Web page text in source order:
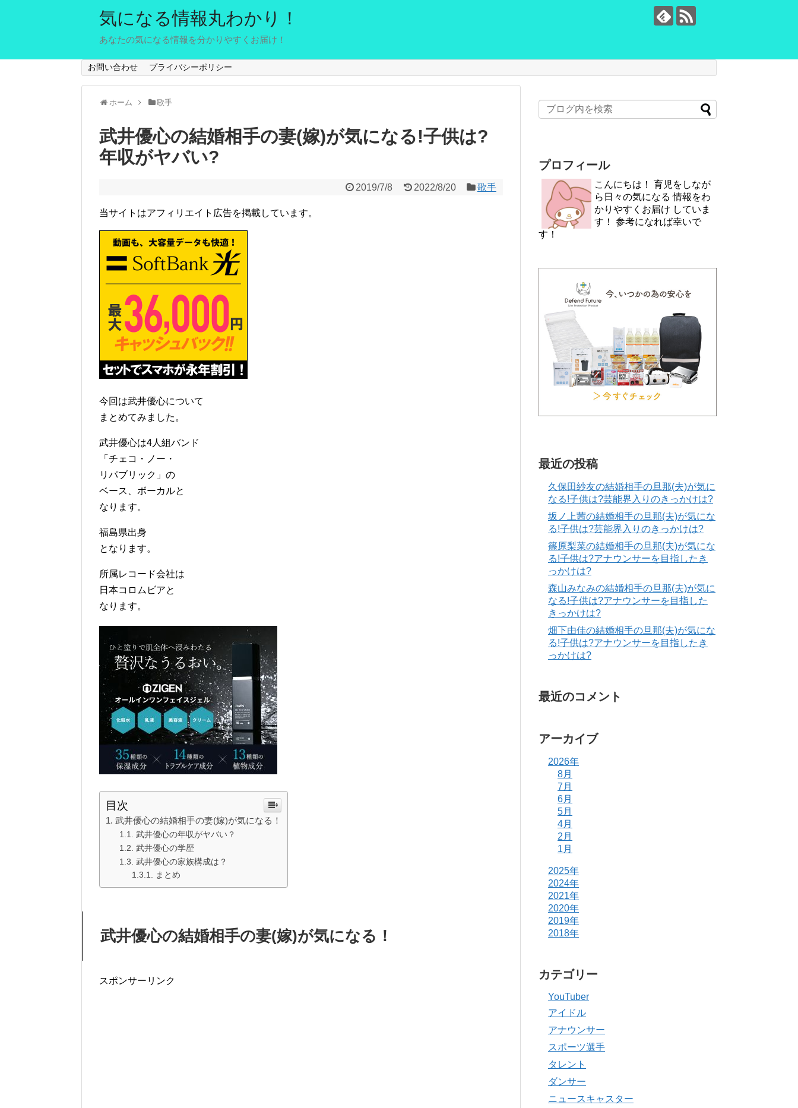
気になる情報丸わかり！
あなたの気になる情報を分かりやすくお届け！
お問い合わせ プライバシーポリシー
ホーム 歌手
武井優心の結婚相手の妻(嫁)が気になる!子供は?
年収がヤバい?
2019/7/8 2022/8/20 歌手
当サイトはアフィリエイト広告を掲載しています。
今回は武井優心について
まとめてみました。
武井優心は4人組バンド
「チェコ・ノー・
リパブリック」の
ベース、ボーカルと
なります。
福島県出身
となります。
所属レコード会社は
日本コロムビアと
なります。
目次
武井優心の結婚相手の妻(嫁)が気になる！
武井優心の年収がヤバい？
武井優心の学歴
武井優心の家族構成は？
まとめ
武井優心の結婚相手の妻(嫁)が気になる！
スポンサーリンク
プロフィール
こんにちは！ 育児をしなが
ら日々の気になる 情報をわ
かりやすくお届け していま
す！ 参考になれば幸いで
す！
最近の投稿
久保田紗友の結婚相手の旦那(夫)が気に
なる!子供は?芸能界入りのきっかけは?
坂ノ上茜の結婚相手の旦那(夫)が気にな
る!子供は?芸能界入りのきっかけは?
篠原梨菜の結婚相手の旦那(夫)が気にな
る!子供は?アナウンサーを目指したき
っかけは?
森山みなみの結婚相手の旦那(夫)が気に
なる!子供は?アナウンサーを目指した
きっかけは?
畑下由佳の結婚相手の旦那(夫)が気にな
る!子供は?アナウンサーを目指したき
っかけは?
最近のコメント
アーカイブ
2026年
8月
7月
6月
5月
4月
2月
1月
2025年
2024年
2021年
2020年
2019年
2018年
カテゴリー
YouTuber
アイドル
アナウンサー
スポーツ選手
タレント
ダンサー
ニュースキャスター